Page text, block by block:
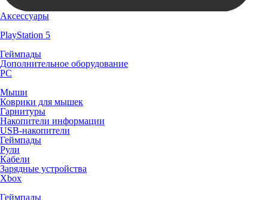
Аксессуары
PlayStation 5
Геймпады
Дополнительное оборудование
PC
Мыши
Коврики для мышек
Гарнитуры
Накопители информации
USB-накопители
Геймпады
Рули
Кабели
Зарядные устройства
Xbox
Геймпады